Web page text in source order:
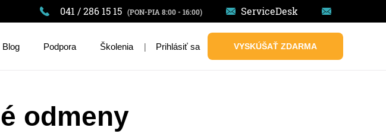
041 / 286 15 15 (PON-PIA 8:00 - 16:00) ServiceDesk
Blog Podpora Školenia | Prihlásiť sa VYSKÚŠAŤ ZDARMA
odmeny